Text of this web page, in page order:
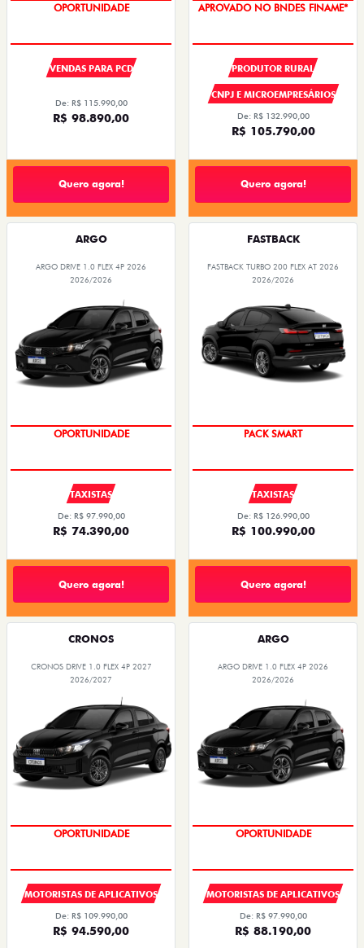
OPORTUNIDADE
VENDAS PARA PCD
De: R$ 115.990,00
R$ 98.890,00
Quero agora!
APROVADO NO BNDES FINAME*
PRODUTOR RURAL
CNPJ E MICROEMPRESÁRIOS
De: R$ 132.990,00
R$ 105.790,00
Quero agora!
ARGO
ARGO DRIVE 1.0 FLEX 4P 2026
2026/2026
OPORTUNIDADE
TAXISTAS
De: R$ 97.990,00
R$ 74.390,00
Quero agora!
FASTBACK
FASTBACK TURBO 200 FLEX AT 2026
2026/2026
PACK SMART
TAXISTAS
De: R$ 126.990,00
R$ 100.990,00
Quero agora!
CRONOS
CRONOS DRIVE 1.0 FLEX 4P 2027
2026/2027
OPORTUNIDADE
MOTORISTAS DE APLICATIVOS
De: R$ 109.990,00
R$ 94.590,00
ARGO
ARGO DRIVE 1.0 FLEX 4P 2026
2026/2026
OPORTUNIDADE
MOTORISTAS DE APLICATIVOS
De: R$ 97.990,00
R$ 88.190,00